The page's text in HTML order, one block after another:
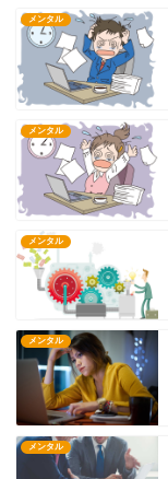
メンタル
メンタル
メンタル
メンタル
メンタル